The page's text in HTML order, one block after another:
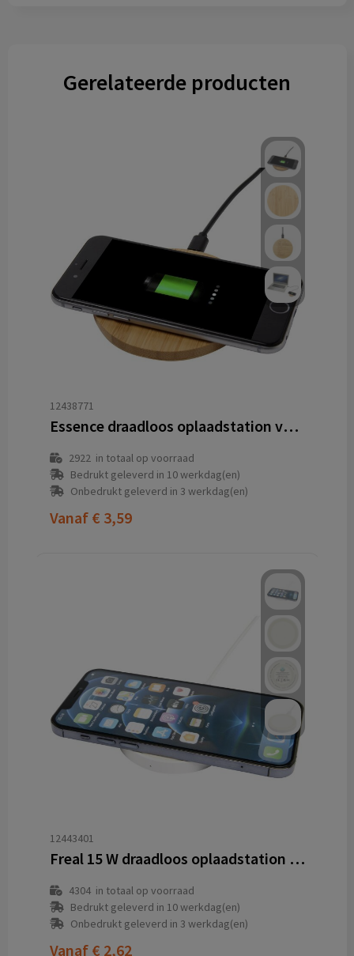
Gerelateerde producten
12438771
Essence draadloos oplaadstation van 15 W van bamboe
2922in totaal op voorraad
Bedrukt geleverd in 10 werkdag(en)
Onbedrukt geleverd in 3 werkdag(en)
Vanaf € 3,59
12443401
Freal 15 W draadloos oplaadstation van gerecycled plastic
4304in totaal op voorraad
Bedrukt geleverd in 10 werkdag(en)
Onbedrukt geleverd in 3 werkdag(en)
Vanaf € 2,62